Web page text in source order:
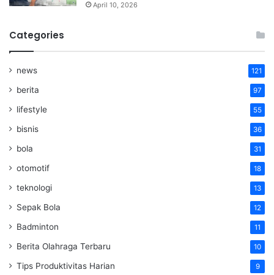
April 10, 2026
Categories
news 121
berita 97
lifestyle 55
bisnis 36
bola 31
otomotif 18
teknologi 13
Sepak Bola 12
Badminton 11
Berita Olahraga Terbaru 10
Tips Produktivitas Harian 9